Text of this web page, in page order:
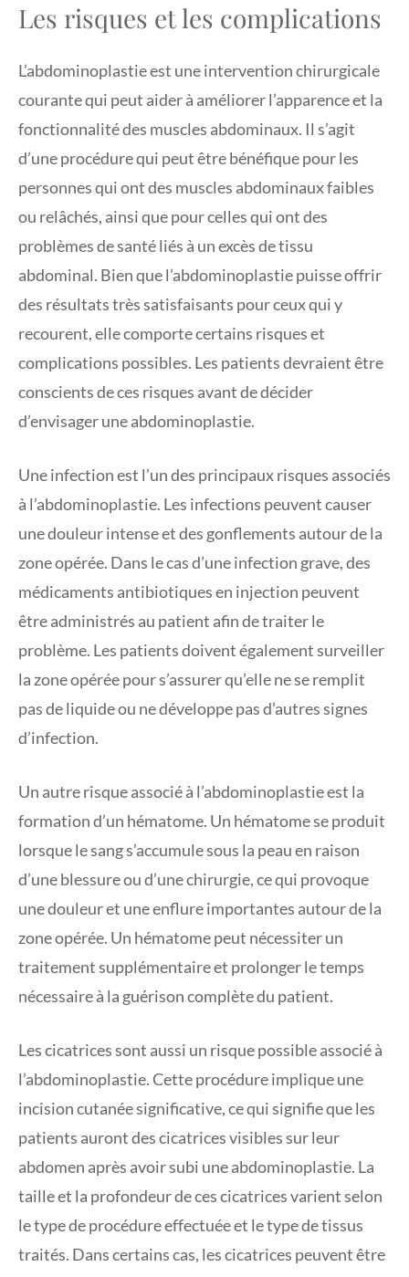
Les risques et les complications
L’abdominoplastie est une intervention chirurgicale
courante qui peut aider à améliorer l’apparence et la
fonctionnalité des muscles abdominaux. Il s’agit
d’une procédure qui peut être bénéfique pour les
personnes qui ont des muscles abdominaux faibles
ou relâchés, ainsi que pour celles qui ont des
problèmes de santé liés à un excès de tissu
abdominal. Bien que l’abdominoplastie puisse offrir
des résultats très satisfaisants pour ceux qui y
recourent, elle comporte certains risques et
complications possibles. Les patients devraient être
conscients de ces risques avant de décider
d’envisager une abdominoplastie.
Une infection est l’un des principaux risques associés
à l’abdominoplastie. Les infections peuvent causer
une douleur intense et des gonflements autour de la
zone opérée. Dans le cas d’une infection grave, des
médicaments antibiotiques en injection peuvent
être administrés au patient afin de traiter le
problème. Les patients doivent également surveiller
la zone opérée pour s’assurer qu’elle ne se remplit
pas de liquide ou ne développe pas d’autres signes
d’infection.
Un autre risque associé à l’abdominoplastie est la
formation d’un hématome. Un hématome se produit
lorsque le sang s’accumule sous la peau en raison
d’une blessure ou d’une chirurgie, ce qui provoque
une douleur et une enflure importantes autour de la
zone opérée. Un hématome peut nécessiter un
traitement supplémentaire et prolonger le temps
nécessaire à la guérison complète du patient.
Les cicatrices sont aussi un risque possible associé à
l’abdominoplastie. Cette procédure implique une
incision cutanée significative, ce qui signifie que les
patients auront des cicatrices visibles sur leur
abdomen après avoir subi une abdominoplastie. La
taille et la profondeur de ces cicatrices varient selon
le type de procédure effectuée et le type de tissus
traités. Dans certains cas, les cicatrices peuvent être